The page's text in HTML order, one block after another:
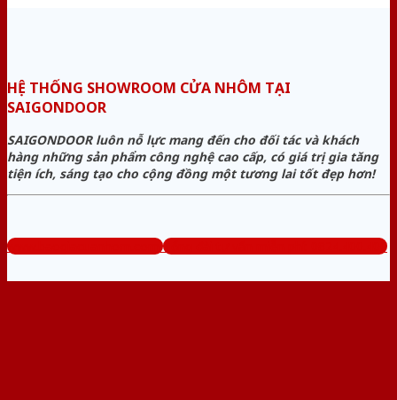
HỆ THỐNG SHOWROOM CỬA NHÔM TẠI
SAIGONDOOR
SAIGONDOOR luôn nỗ lực mang đến cho đối tác và khách
hàng những sản phẩm công nghệ cao cấp, có giá trị gia tăng
tiện ích, sáng tạo cho cộng đồng một tương lai tốt đẹp hơn!
www.baogiacuanhom.com Tổng đài tư vấn miễn phí: 0824.400.400